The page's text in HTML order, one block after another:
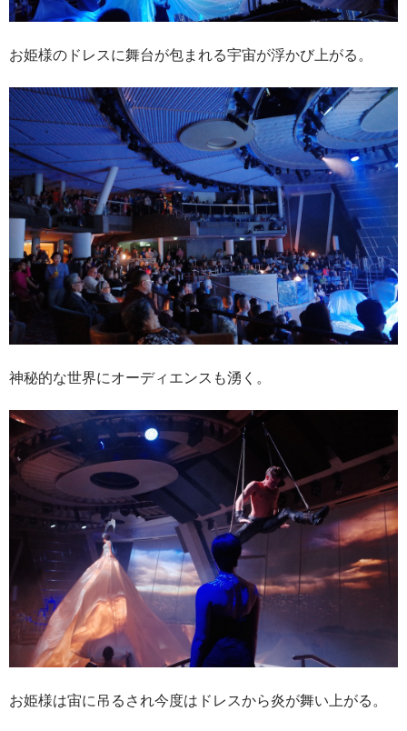
お姫様のドレスに舞台が包まれる宇宙が浮かび上がる。
神秘的な世界にオーディエンスも湧く。
お姫様は宙に吊るされ今度はドレスから炎が舞い上がる。